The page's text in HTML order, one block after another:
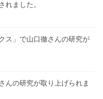
れました。
ス」で山口徹さんの研究が
んの研究が取り上げられま